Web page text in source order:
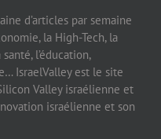
d’articles par semaine
la High-Tech, la
l’éducation,
IsraelValley est le site
Valley israélienne et
israélienne et son